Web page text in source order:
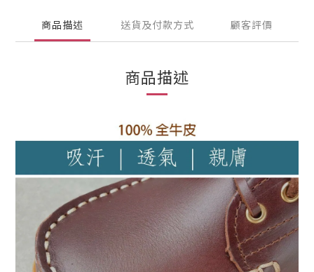
商品描述 送貨及付款方式 顧客評價
商品描述